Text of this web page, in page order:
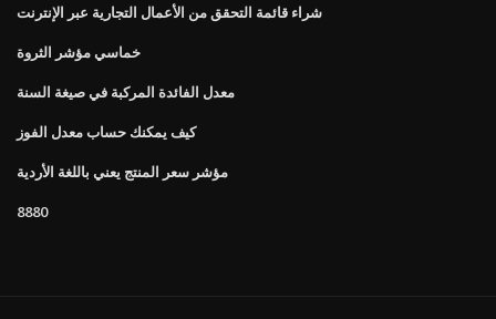
شراء قائمة التحقق من الأعمال التجارية عبر الإنترنت
خماسي مؤشر الثروة
معدل الفائدة المركبة في صيغة السنة
كيف يمكنك حساب معدل الفوز
مؤشر سعر المنتج يعني باللغة الأردية
8880